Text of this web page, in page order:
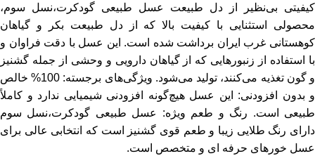
کیفیتی بی‌نظیر از دل طبیعت عسل طبیعی گودکرت،نسل سوم،
محصولی استثنایی با کیفیت بالا که از دل طبیعت بکر و گیاهان
کوهستانی غرب ایران برداشت شده است. این عسل با دقت فراوان و
با استفاده از زنبورهایی که از گیاهان دارویی و وحشی از جمله گشنیز
و گون تغذیه می‌کنند، تولید می‌شود. ویژگی‌های برجسته: 100% خالص
و بدون افزودنی: این عسل هیچ‌گونه افزودنی شیمیایی ندارد و کاملاً
طبیعی است. رنگ و طعم ویژه:
عسل طبیعی گودکرت،نسل سوم
دارای رنگ طلایی زیبا و طعم قوی گشنیز است که انتخابی عالی برای
عسل خورهای حرفه ای و متخصص است.